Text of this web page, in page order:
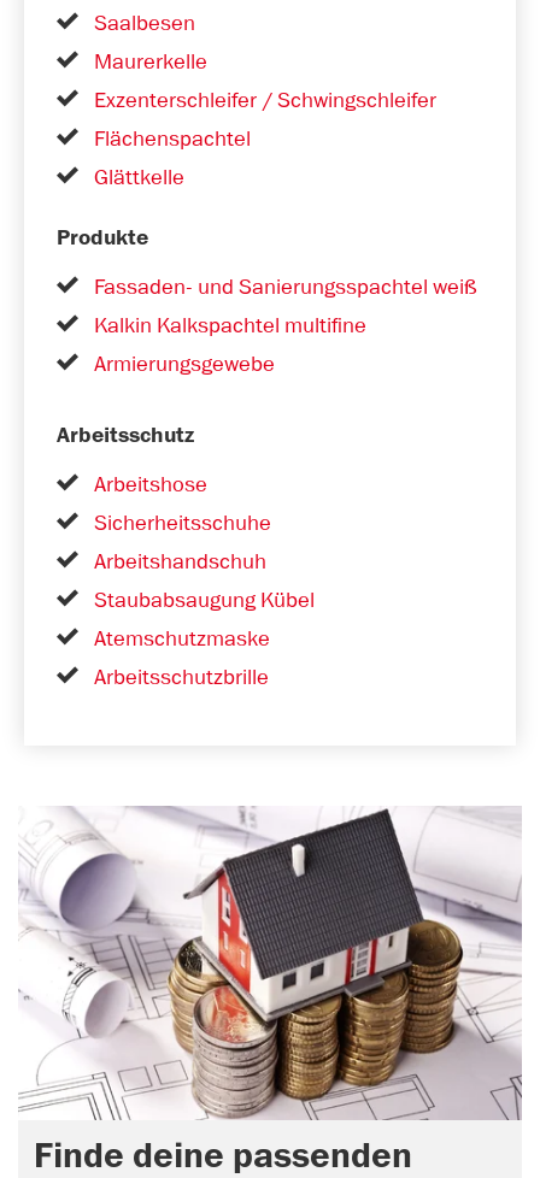
Saalbesen
Maurerkelle
Exzenterschleifer / Schwingschleifer
Flächenspachtel
Glättkelle
Produkte
Fassaden- und Sanierungsspachtel weiß
Kalkin Kalkspachtel multifine
Armierungsgewebe
Arbeitsschutz
Arbeitshose
Sicherheitsschuhe
Arbeitshandschuh
Staubabsaugung Kübel
Atemschutzmaske
Arbeitsschutzbrille
Finde deine passenden